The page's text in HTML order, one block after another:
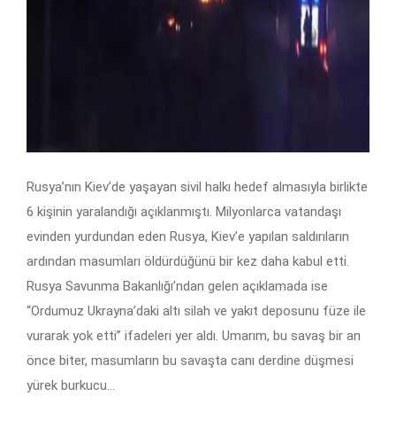
Rusya’nın Kiev’de yaşayan sivil halkı hedef almasıyla birlikte
6 kişinin yaralandığı açıklanmıştı. Milyonlarca vatandaşı
evinden yurdundan eden Rusya, Kiev’e yapılan saldırıların
ardından masumları öldürdüğünü bir kez daha kabul etti.
Rusya Savunma Bakanlığı’ndan gelen açıklamada ise
“Ordumuz Ukrayna’daki altı silah ve yakıt deposunu füze ile
vurarak yok etti” ifadeleri yer aldı. Umarım, bu savaş bir an
önce biter, masumların bu savaşta canı derdine düşmesi
yürek burkucu…